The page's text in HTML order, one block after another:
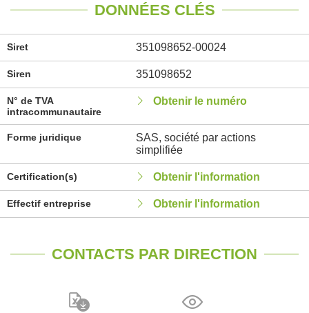
DONNÉES CLÉS
Siret 351098652-00024
Siren 351098652
N° de TVA
intracommunautaire
Obtenir le numéro
Forme juridique
SAS, société par actions
simplifiée
Certification(s) Obtenir l'information
Effectif entreprise Obtenir l'information
CONTACTS PAR DIRECTION